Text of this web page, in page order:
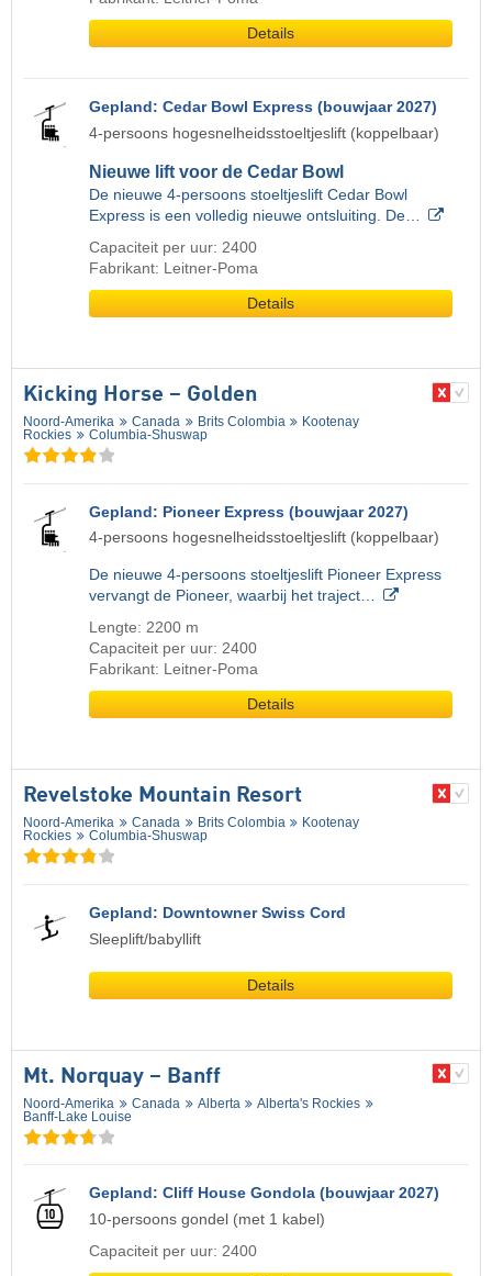
Details
Gepland: Cedar Bowl Express (bouwjaar 2027)
4-persoons hogesnelheidsstoeltjeslift (koppelbaar)
Nieuwe lift voor de Cedar Bowl
De nieuwe 4-persoons stoeltjeslift Cedar Bowl
Express is een volledig nieuwe ontsluiting. De…
Capaciteit per uur: 2400
Fabrikant: Leitner-Poma
Details
Kicking Horse – Golden
Noord-Amerika Canada Brits Colombia
Kootenay
Rockies
Columbia-Shuswap
Gepland: Pioneer Express (bouwjaar 2027)
4-persoons hogesnelheidsstoeltjeslift (koppelbaar)
De nieuwe 4-persoons stoeltjeslift Pioneer Express
vervangt de Pioneer, waarbij het traject…
Lengte: 2200 m
Capaciteit per uur: 2400
Fabrikant: Leitner-Poma
Details
Revelstoke Mountain Resort
Noord-Amerika Canada Brits Colombia
Kootenay
Rockies
Columbia-Shuswap
Gepland: Downtowner Swiss Cord
Sleeplift/babyllift
Details
Mt. Norquay – Banff
Noord-Amerika Canada Alberta
Alberta's Rockies
Banff-Lake Louise
Gepland: Cliff House Gondola (bouwjaar 2027)
10-persoons gondel (met 1 kabel)
Capaciteit per uur: 2400